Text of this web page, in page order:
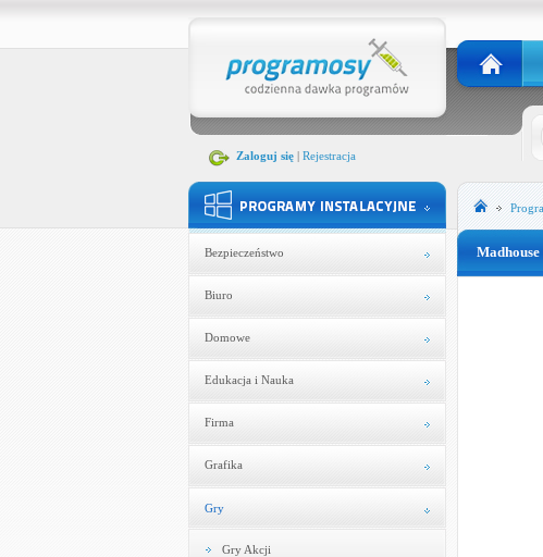
Zaloguj się| Rejestracja
Bezpieczeństwo
Biuro
Domowe
Edukacja i Nauka
Firma
Grafika
Gry
Gry Akcji
Madhouse